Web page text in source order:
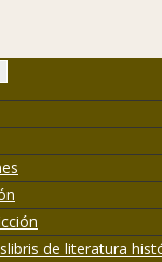
de literatura